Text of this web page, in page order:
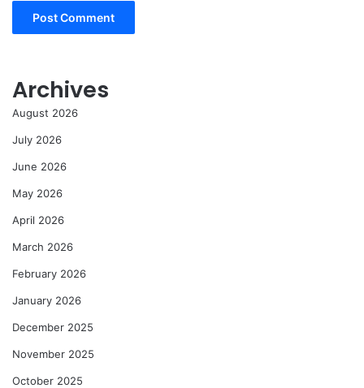
Archives
August 2026
July 2026
June 2026
May 2026
April 2026
March 2026
February 2026
January 2026
December 2025
November 2025
October 2025